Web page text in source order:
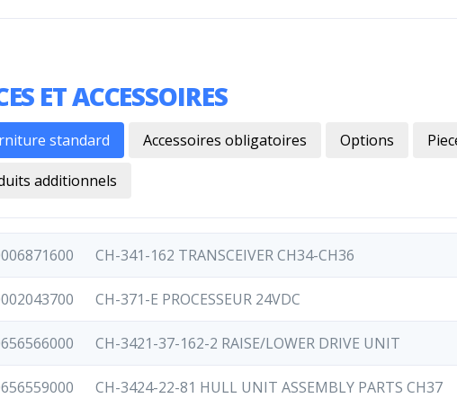
ET ACCESSOIRES
standard Accessoires obligatoires Options
additionnels
CH-341-162 TRANSCEIVER CH34-CH36
CH-371-E PROCESSEUR 24VDC
CH-3421-37-162-2 RAISE/LOWER DRIVE UNIT
CH-3424-22-81 HULL UNIT ASSEMBLY PARTS CH37